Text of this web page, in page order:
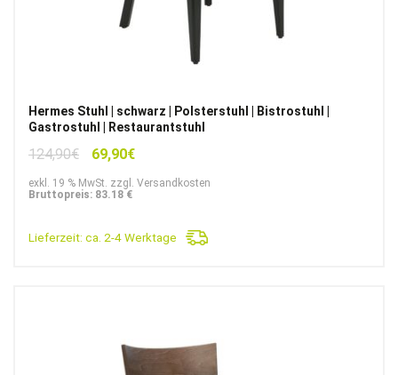
Hermes Stuhl | schwarz | Polsterstuhl | Bistrostuhl |
Gastrostuhl | Restaurantstuhl
124,90€
Ursprünglicher
war:
69,90€Aktueller
ist:
exkl. 19 % MwSt. zzgl. Versandkosten
Bruttopreis: 83.18 €
Lieferzeit: ca. 2-4 Werktage